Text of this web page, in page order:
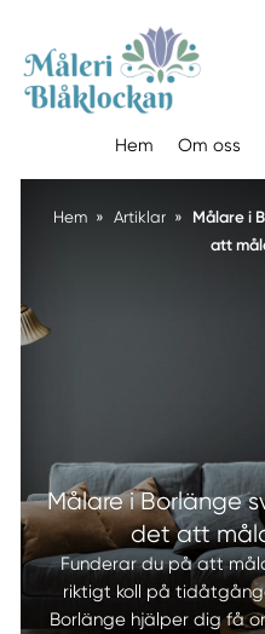
Hem Om oss
Hem » Artiklar »
Målare i
att
Målare i Borlänge
det att
Funderar du på att
riktigt koll på
Borlänge hjälper dig få